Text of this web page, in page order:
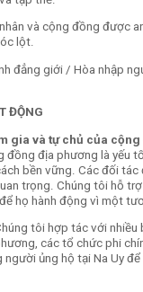
và cộng đồng được
lột.
đẳng giới / Hòa nhập
ĐỘNG
gia và tự chủ của
đồng địa phương là yếu
bền vững. Các đối tác
trọng. Chúng tôi hỗ
họ hành động vì một
tôi hợp tác với nhiều
các tổ chức phi
người ủng hộ tại Na Uy